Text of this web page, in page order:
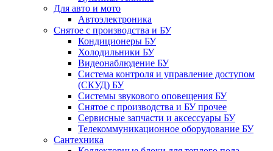
Для авто и мото
Автоэлектроника
Снятое с производства и БУ
Кондиционеры БУ
Холодильники БУ
Видеонаблюдение БУ
Система контроля и управление доступом
(СКУД) БУ
Системы звукового оповещения БУ
Снятое с производства и БУ прочее
Сервисные запчасти и аксессуары БУ
Телекоммуникационное оборудование БУ
Сантехника